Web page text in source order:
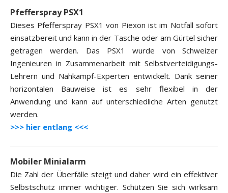
Pfefferspray PSX1
Dieses Pfefferspray PSX1 von Piexon ist im Notfall sofort
einsatzbereit und kann in der Tasche oder am Gürtel sicher
getragen werden. Das PSX1 wurde von Schweizer
Ingenieuren in Zusammenarbeit mit Selbstverteidigungs-
Lehrern und Nahkampf-Experten entwickelt. Dank seiner
horizontalen Bauweise ist es sehr flexibel in der
Anwendung und kann auf unterschiedliche Arten genutzt
werden.
>>> hier entlang <<<
Mobiler Minialarm
Die Zahl der Überfälle steigt und daher wird ein effektiver
Selbstschutz immer wichtiger. Schützen Sie sich wirksam